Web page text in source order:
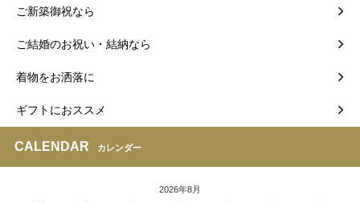
ご新築御祝なら
ご結婚のお祝い・結納なら
着物をお洒落に
ギフトにおススメ
CALENDAR カレンダー
2026年8月